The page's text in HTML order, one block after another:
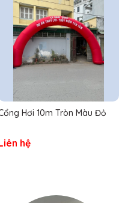
Hơi 10m Tròn Màu Đỏ
hệ